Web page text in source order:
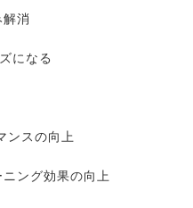
消
になる
スの向上
グ効果の向上